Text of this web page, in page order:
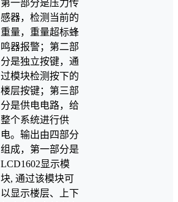
第一部分是压力传
感器，检测当前的
重量，重量超标蜂
鸣器报警；第二部
分是独立按键，通
过模块检测按下的
楼层按键；第三部
分是供电电路，给
整个系统进行供
电。输出由四部分
组成，第一部分是
LCD1602显示模
块, 通过该模块可
以显示楼层、上下